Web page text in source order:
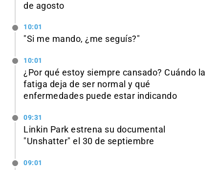
de agosto
10:01
"Si me mando, ¿me seguís?"
10:01
¿Por qué estoy siempre cansado? Cuándo la
fatiga deja de ser normal y qué
enfermedades puede estar indicando
09:31
Linkin Park estrena su documental
"Unshatter" el 30 de septiembre
09:01